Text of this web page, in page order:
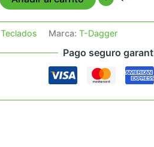
Teclados Marca: T-Dagger
Pago seguro